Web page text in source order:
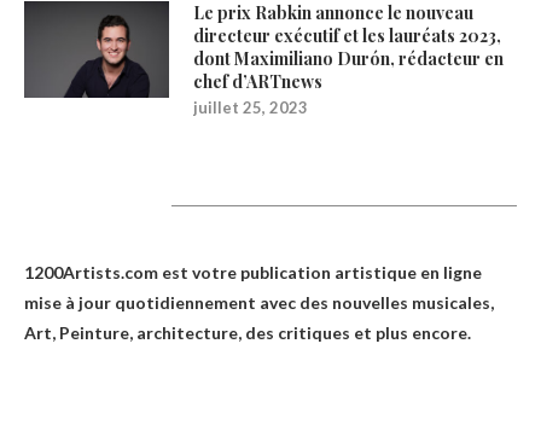
Le prix Rabkin annonce le nouveau
directeur exécutif et les lauréats 2023,
dont Maximiliano Durón, rédacteur en
chef d’ARTnews
juillet 25, 2023
1200Artists.com est votre publication artistique en ligne
mise à jour quotidiennement avec des nouvelles musicales,
Art, Peinture, architecture, des critiques et plus encore.